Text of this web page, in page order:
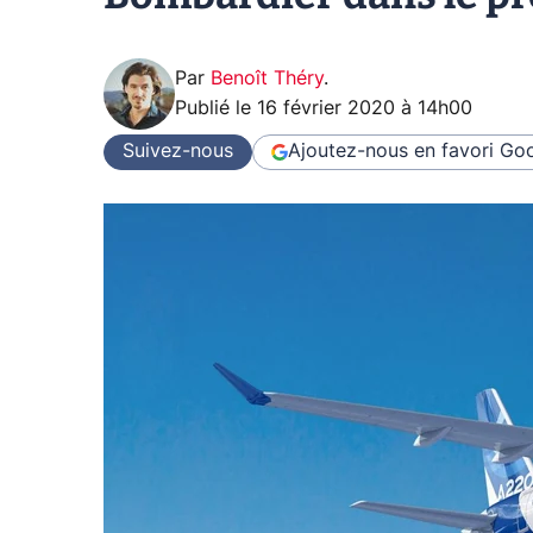
Par Benoît Théry.
Publié le 16 février 2020 à 14h00
Suivez-nous Ajoutez-nous en favori